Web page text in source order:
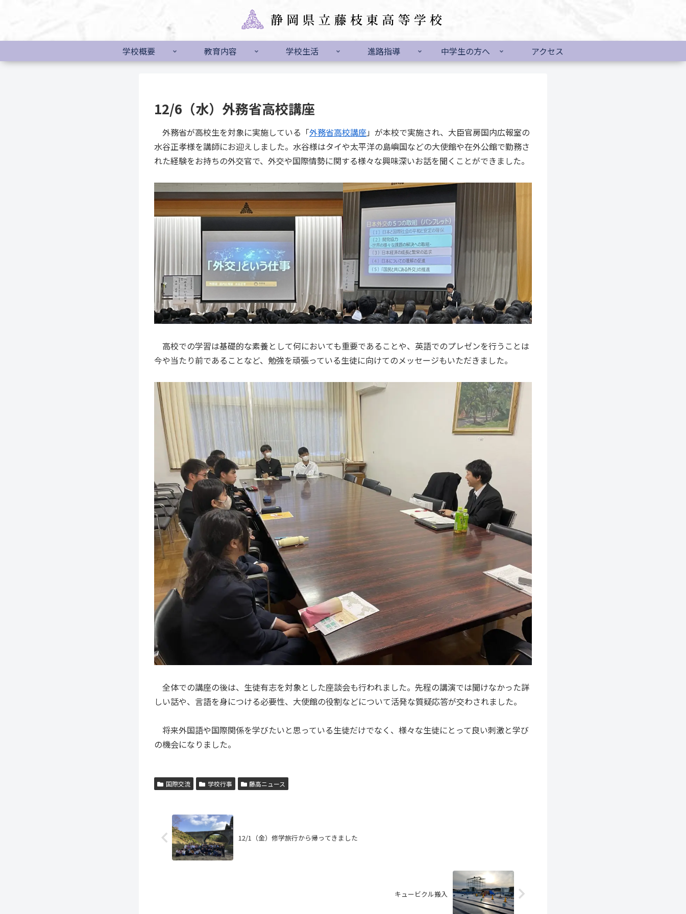
学校概要 教育内容 学校生活 進路指導 中学生の方へ アクセス
12/6（水）外務省高校講座
外務省が高校生を対象に実施している「外務省高校講座」が本校で実施され、大臣官房国内広報室の
水谷正孝様を講師にお迎えしました。水谷様はタイや太平洋の島嶼国などの大使館や在外公館で勤務さ
れた経験をお持ちの外交官で、外交や国際情勢に関する様々な興味深いお話を聞くことができました。
高校での学習は基礎的な素養として何においても重要であることや、英語でのプレゼンを行うことは
今や当たり前であることなど、勉強を頑張っている生徒に向けてのメッセージもいただきました。
全体での講座の後は、生徒有志を対象とした座談会も行われました。先程の講演では聞けなかった詳
しい話や、言語を身につける必要性、大使館の役割などについて活発な質疑応答が交わされました。
将来外国語や国際関係を学びたいと思っている生徒だけでなく、様々な生徒にとって良い刺激と学び
の機会になりました。
国際交流 学校行事 藤高ニュース
12/1（金）修学旅行から帰ってきました
キュービクル搬入